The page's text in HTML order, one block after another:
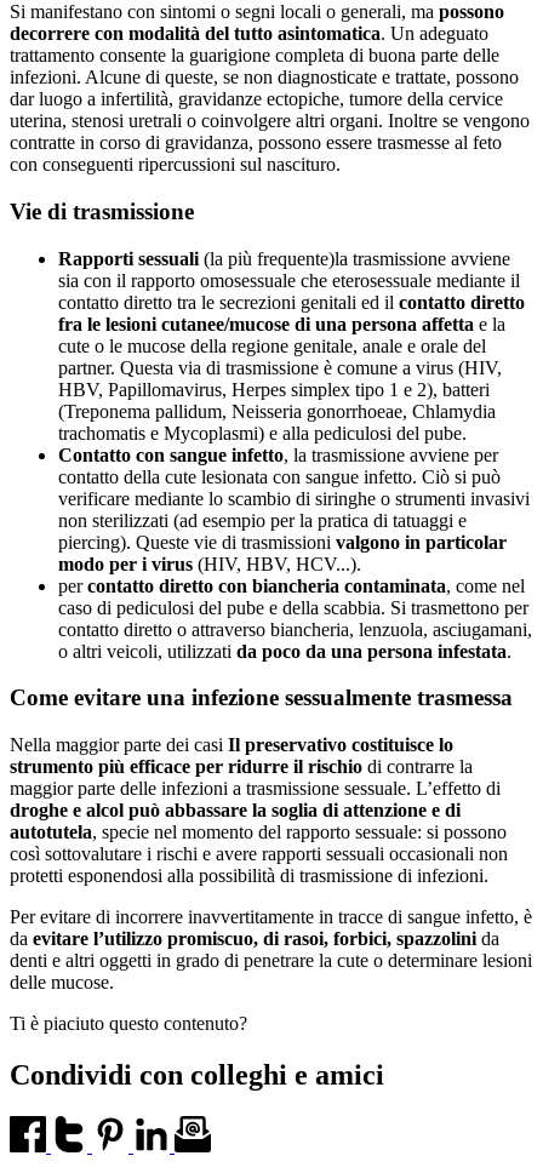
Si manifestano con sintomi o segni locali o generali, ma possono
decorrere con modalità del tutto asintomatica. Un adeguato
trattamento consente la guarigione completa di buona parte delle
infezioni. Alcune di queste, se non diagnosticate e trattate, possono
dar luogo a infertilità, gravidanze ectopiche, tumore della cervice
uterina, stenosi uretrali o coinvolgere altri organi. Inoltre se vengono
contratte in corso di gravidanza, possono essere trasmesse al feto
con conseguenti ripercussioni sul nascituro.
Vie di trasmissione
Rapporti sessuali (la più frequente)la trasmissione avviene
sia con il rapporto omosessuale che eterosessuale mediante il
contatto diretto tra le secrezioni genitali ed il contatto diretto
fra le lesioni cutanee/mucose di una persona affetta e la
cute o le mucose della regione genitale, anale e orale del
partner. Questa via di trasmissione è comune a virus (HIV,
HBV, Papillomavirus, Herpes simplex tipo 1 e 2), batteri
(Treponema pallidum, Neisseria gonorrhoeae, Chlamydia
trachomatis e Mycoplasmi) e alla pediculosi del pube.
Contatto con sangue infetto, la trasmissione avviene per
contatto della cute lesionata con sangue infetto. Ciò si può
verificare mediante lo scambio di siringhe o strumenti invasivi
non sterilizzati (ad esempio per la pratica di tatuaggi e
piercing). Queste vie di trasmissioni valgono in particolar
modo per i virus (HIV, HBV, HCV...).
percontatto diretto con biancheria contaminata, come nel
caso di pediculosi del pube e della scabbia. Si trasmettono per
contatto diretto o attraverso biancheria, lenzuola, asciugamani,
o altri veicoli, utilizzati da poco da una persona infestata.
Come evitare una infezione sessualmente trasmessa
Nella maggior parte dei casi Il preservativo costituisce lo
strumento più efficace per ridurre il rischio di contrarre la
maggior parte delle infezioni a trasmissione sessuale. L’effetto di
droghe e alcol può abbassare la soglia di attenzione e di
autotutela, specie nel momento del rapporto sessuale: si possono
così sottovalutare i rischi e avere rapporti sessuali occasionali non
protetti esponendosi alla possibilità di trasmissione di infezioni.
Per evitare di incorrere inavvertitamente in tracce di sangue infetto, è
da evitare l’utilizzo promiscuo, di rasoi, forbici, spazzolini da
denti e altri oggetti in grado di penetrare la cute o determinare lesioni
delle mucose.
Ti è piaciuto questo contenuto?
Condividi con colleghi e amici